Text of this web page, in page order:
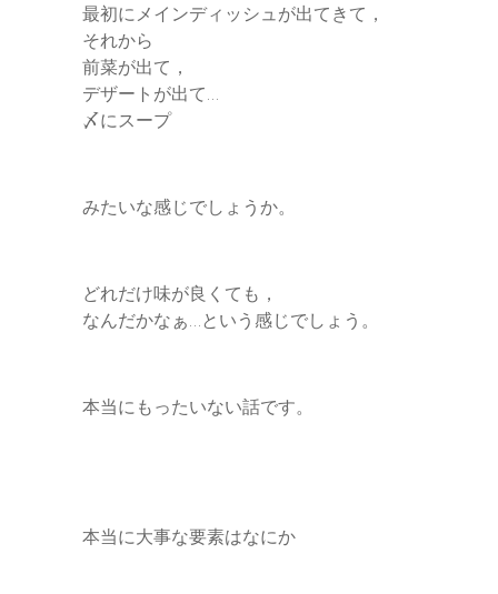
最初にメインディッシュが出てきて，
それから
前菜が出て，
デザートが出て…
〆にスープ
みたいな感じでしょうか。
どれだけ味が良くても，
なんだかなぁ…という感じでしょう。
本当にもったいない話です。
本当に大事な要素はなにか